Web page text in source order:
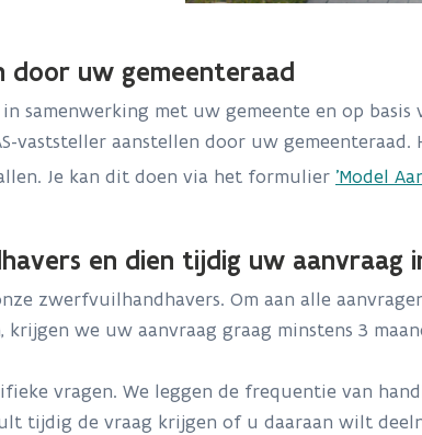
door uw gemeenteraad
samenwerking met uw gemeente en op
aanstellen door uw gemeenteraad.
Je kan dit doen via het formulier 'Model
en dien tijdig uw aanvraag
zwerfvuilhandhavers. Om aan alle
we uw aanvraag graag minstens 3
vragen. We leggen de frequentie van
tijdig de vraag krijgen of u daaraan wilt